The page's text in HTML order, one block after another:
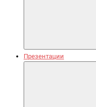
Презентации